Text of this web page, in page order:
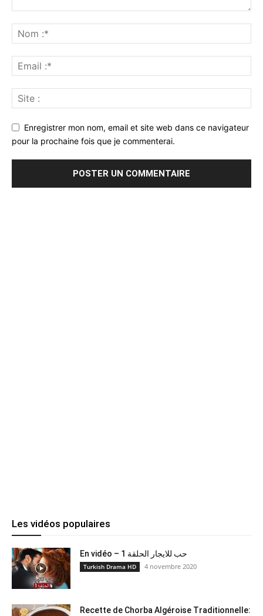
Enregistrer mon nom, email et site web dans ce navigateur
pour la prochaine fois que je commenterai.
Les vidéos populaires
En vidéo – حب للايجار الحلقة 1
Turkish Drama HD 4 novembre 2020
Recette de Chorba Algéroise Traditionnelle: